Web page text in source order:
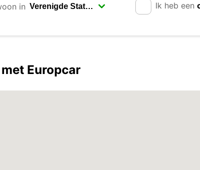
in Ik heb een
Europcar